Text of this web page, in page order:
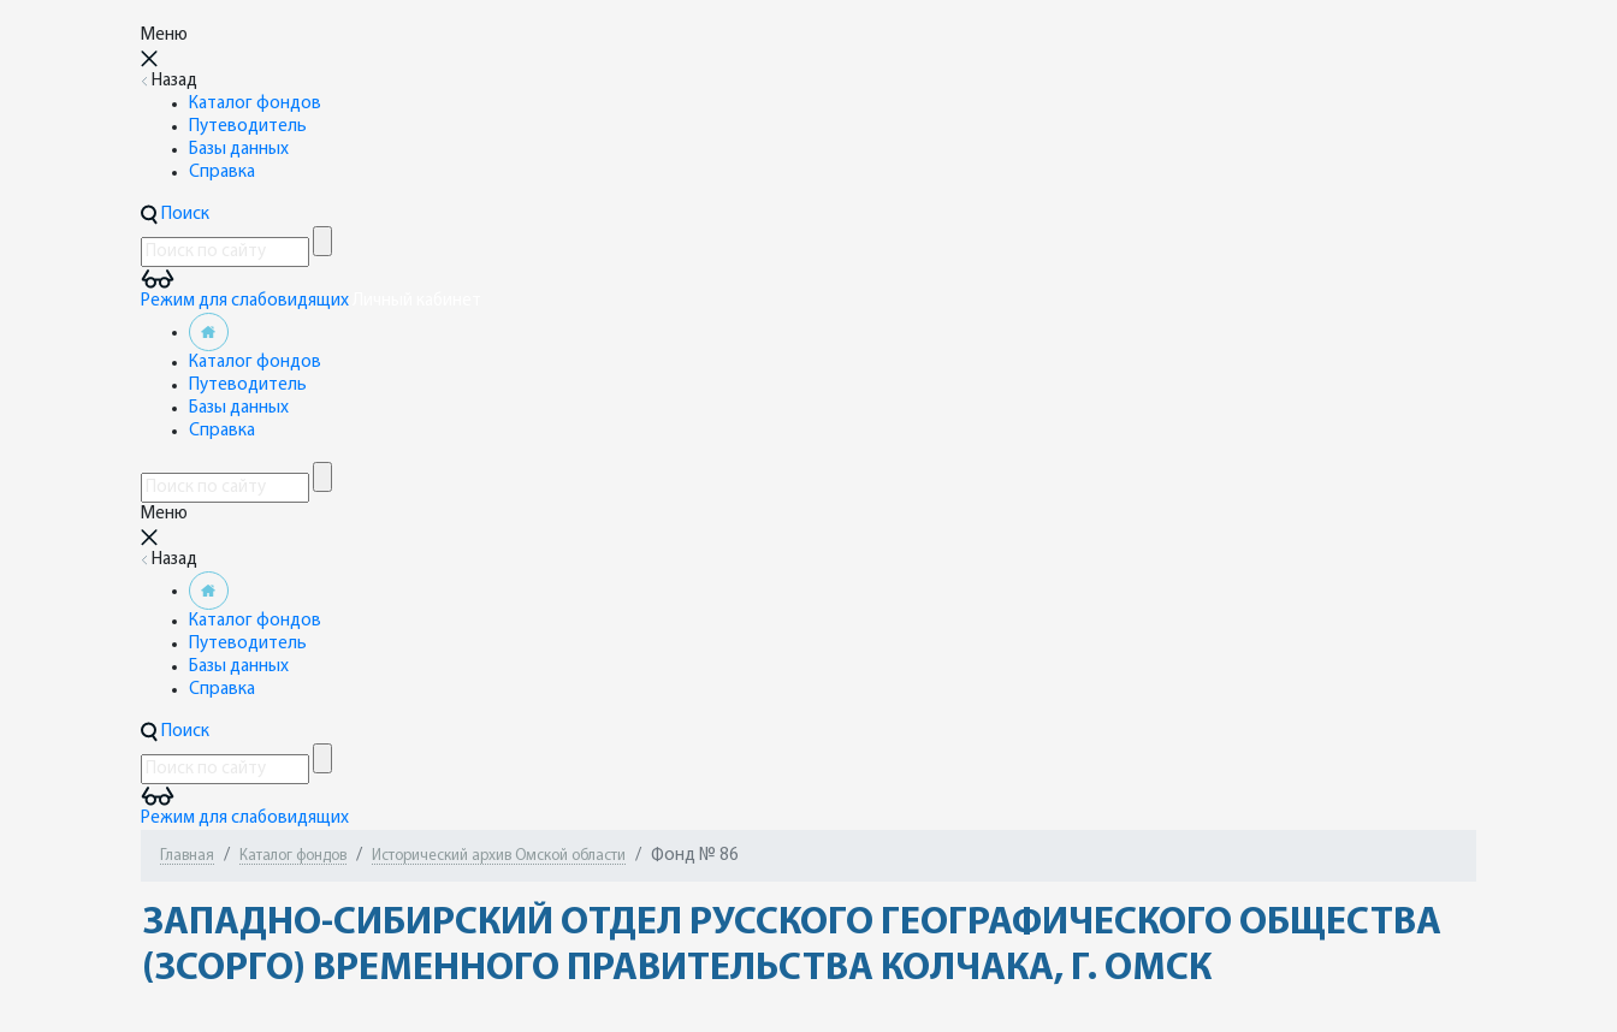
Меню
Назад
Каталог фондов
Путеводитель
Базы данных
Справка
Поиск
Режим для слабовидящих
Каталог фондов
Путеводитель
Базы данных
Справка
Меню
Назад
Каталог фондов
Путеводитель
Базы данных
Справка
Поиск
Режим для слабовидящих
Главная Каталог фондов Исторический архив Омской области Фонд № 86
ЗАПАДНО-СИБИРСКИЙ ОТДЕЛ РУССКОГО ГЕОГРАФИЧЕСКОГО ОБЩЕСТВА
(ЗСОРГО) ВРЕМЕННОГО ПРАВИТЕЛЬСТВА КОЛЧАКА, Г. ОМСК